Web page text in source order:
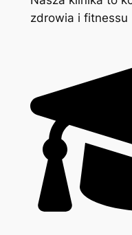
zdrowia i fitnessu